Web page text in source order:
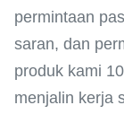
permintaan
saran, dan
produk kami
menjalin kerja